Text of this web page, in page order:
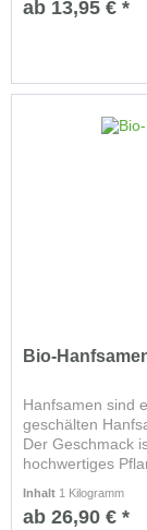
ab 13,95 € *
Bio-
Hanfsamen sind
geschälten
Der Geschmack
hochwertiges
Inhalt 1 Kilogramm
ab 26,90 € *